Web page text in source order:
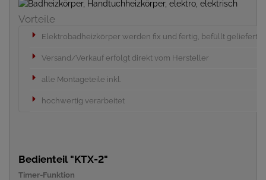
Vorteile
Elektrobadheizkörper werden fix und fertig, befüllt geliefert
Versand/Verkauf erfolgt direkt vom Hersteller
alle Montageteile inkl.
hochwertig verarbeitet
Bedienteil "KTX-2"
Timer-Funktion